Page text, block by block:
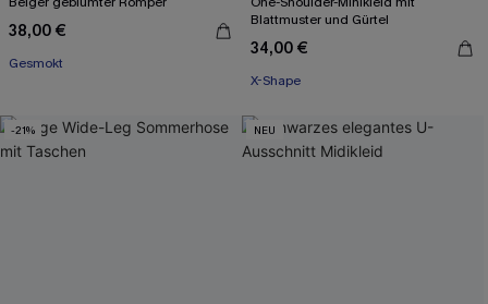
38,00 €
Gesmokt
Blattmuster und Gürtel
34,00 €
X-Shape
-21% NEU